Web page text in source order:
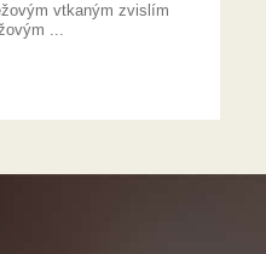
vtkaným zvislím
...